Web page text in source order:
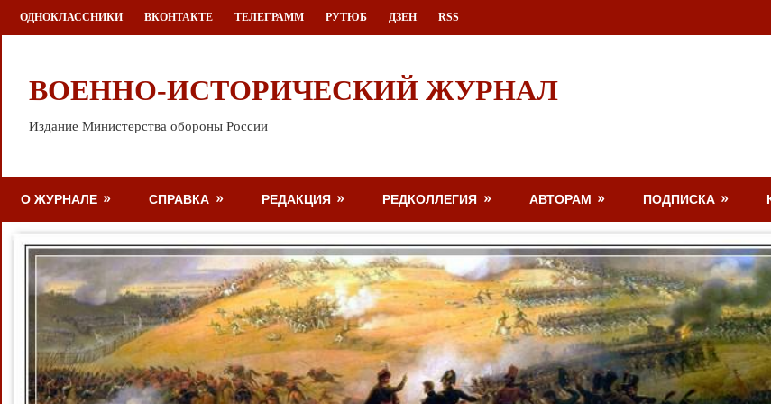
Перейти
к
ОДНОКЛАССНИКИ ВКОНТАКТЕ ТЕЛЕГРАММ РУТЮБ ДЗЕН RSS
ВОЕННО-ИСТОРИЧЕСКИЙ ЖУРНАЛ
Издание Министерства обороны России
О ЖУРНАЛЕ СПРАВКА РЕДАКЦИЯ РЕДКОЛЛЕГИЯ АВТОРАМ ПОДПИСКА